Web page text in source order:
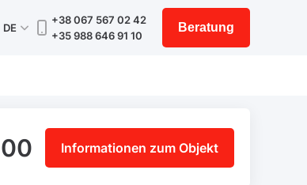
DE
+38 067 567 02 42
+35 988 646 91 10
Beratung
Informationen zum Objekt